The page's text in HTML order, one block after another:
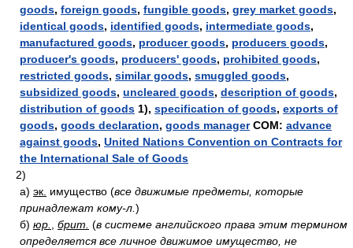
goods, foreign goods, fungible goods, grey market goods,
identical goods, identified goods, intermediate goods,
manufactured goods, producer goods, producers goods,
producer's goods, producers' goods, prohibited goods,
restricted goods, similar goods, smuggled goods,
subsidized goods, uncleared goods, description of goods,
distribution of goods 1), specification of goods, exports of
goods, goods declaration, goods managerCOM: advance
against goods, United Nations Convention on Contracts for
the International Sale of Goods
2)
а) эк. имущество (все движимые предметы, которые
принадлежат кому-л. )
б) юр. брит. (в системе английского права этим термином
определяется все личное движимое имущество, не